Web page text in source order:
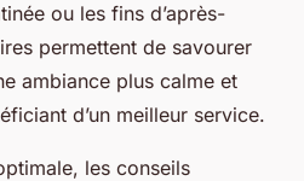
ou les fins d’après-
permettent de savourer
ambiance plus calme et
d’un meilleur service.
les conseils